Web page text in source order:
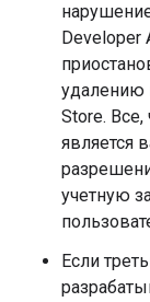
Developer
удалению
Store. Все,
является
учетную
Если